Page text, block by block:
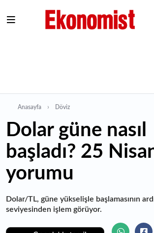
Anasayfa Döviz
Dolar güne nasıl
başladı? 25
yorumu
Dolar/TL, güne yükselişle başlamasının
seviyesinden işlem görüyor.